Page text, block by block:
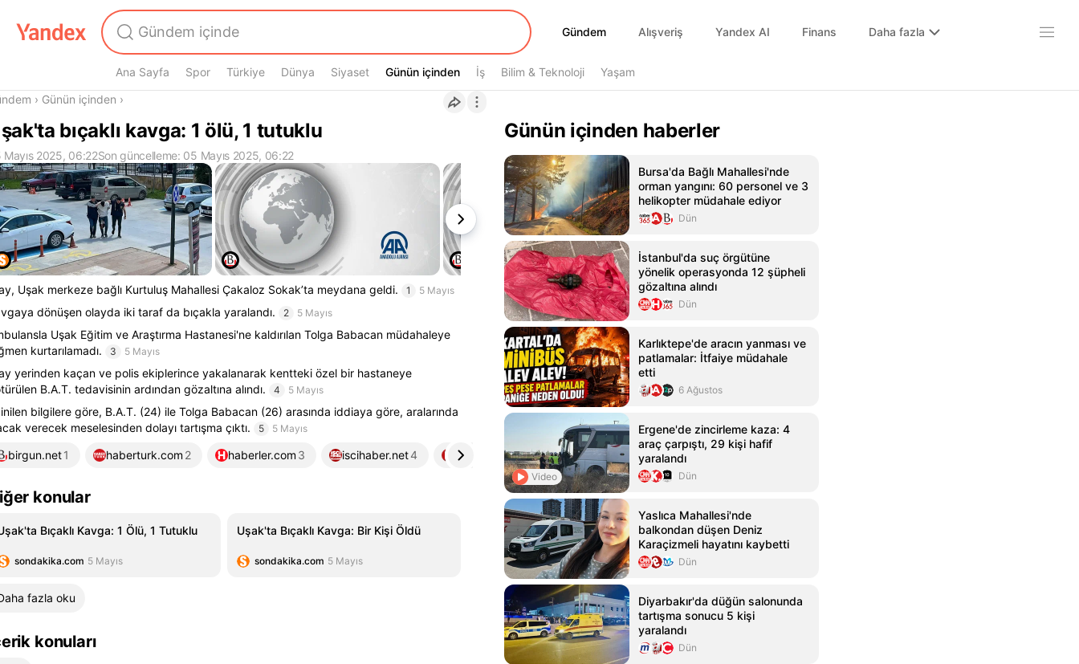
Gündem
Gündem Alışveriş Yandex AI Finans Daha fazla
Ana Sayfa Spor Türkiye Dünya Siyaset Günün içinden
Günün içinden İş Bilim & Teknoloji Yaşam
› Günün içinden ›
bıçaklı kavga: 1 ölü, 1 tutuklu
Mayıs 2025, 06:22Son güncelleme: 05 Mayıs 2025, 06:22
Uşak merkeze bağlı Kurtuluş Mahallesi Çakaloz Sokak’ta meydana geldi. 1 5 Mayıs
dönüşen olayda iki taraf da bıçakla yaralandı. 2 5 Mayıs
Uşak Eğitim ve Araştırma Hastanesi'ne kaldırılan Tolga Babacan müdahaleye
kurtarılamadı.
3 5 Mayıs
yerinden kaçan ve polis ekiplerince yakalanarak kentteki özel bir hastaneye
B.A.T. tedavisinin ardından gözaltına alındı.
4 5 Mayıs
bilgilere göre, B.A.T. (24) ile Tolga Babacan (26) arasında iddiaya göre, aralarında
verecek meselesinden dolayı tartışma çıktı.
5 5 Mayıs
birgun.net1 haberturk.com 2 haberler.com 3 iscihaber.net4 sektorgazetesi.com.tr5
konular
Bıçaklı Kavga: 1 Ölü, 1 Tutuklu
sondakika.com 5 Mayıs
Uşak'ta Bıçaklı Kavga: Bir Kişi Öldü
sondakika.com 5 Mayıs
fazla oku
konuları
Günün içinden haberler
Bursa'da Bağlı Mahallesi'nde
orman yangını: 60 personel ve 3
helikopter müdahale ediyor
Dün
İstanbul'da suç örgütüne
yönelik operasyonda 12 şüpheli
gözaltına alındı
Dün
Karlıktepe'de aracın yanması ve
patlamalar: İtfaiye müdahale
etti
6 Ağustos
Video
Ergene'de zincirleme kaza: 4
araç çarpıştı, 29 kişi hafif
yaralandı
Dün
Yaslıca Mahallesi'nde
balkondan düşen Deniz
Karaçizmeli hayatını kaybetti
Dün
Diyarbakır'da düğün salonunda
tartışma sonucu 5 kişi
yaralandı
Dün